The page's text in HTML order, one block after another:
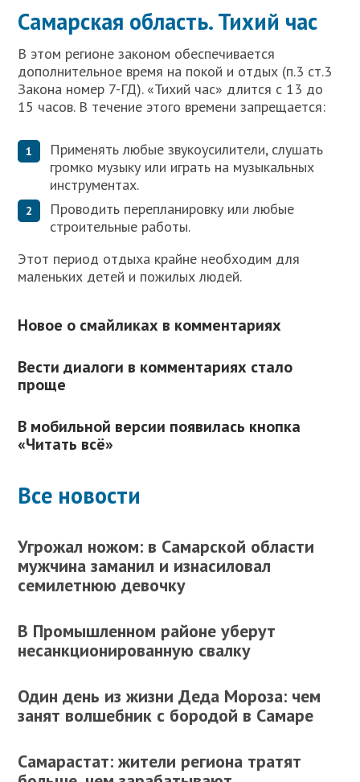
Самарская область. Тихий час
В этом регионе законом обеспечивается
дополнительное время на покой и отдых (п.3 ст.3
Закона номер 7-ГД). «Тихий час» длится с 13 до
15 часов. В течение этого времени запрещается:
Применять любые звукоусилители, слушать
громко музыку или играть на музыкальных
инструментах.
Проводить перепланировку или любые
строительные работы.
Этот период отдыха крайне необходим для
маленьких детей и пожилых людей.
Новое о смайликах в комментариях
Вести диалоги в комментариях стало
проще
В мобильной версии появилась кнопка
«Читать всё»
Все новости
Угрожал ножом: в Самарской области
мужчина заманил и изнасиловал
семилетнюю девочку
В Промышленном районе уберут
несанкционированную свалку
Один день из жизни Деда Мороза: чем
занят волшебник с бородой в Самаре
Самарастат: жители региона тратят